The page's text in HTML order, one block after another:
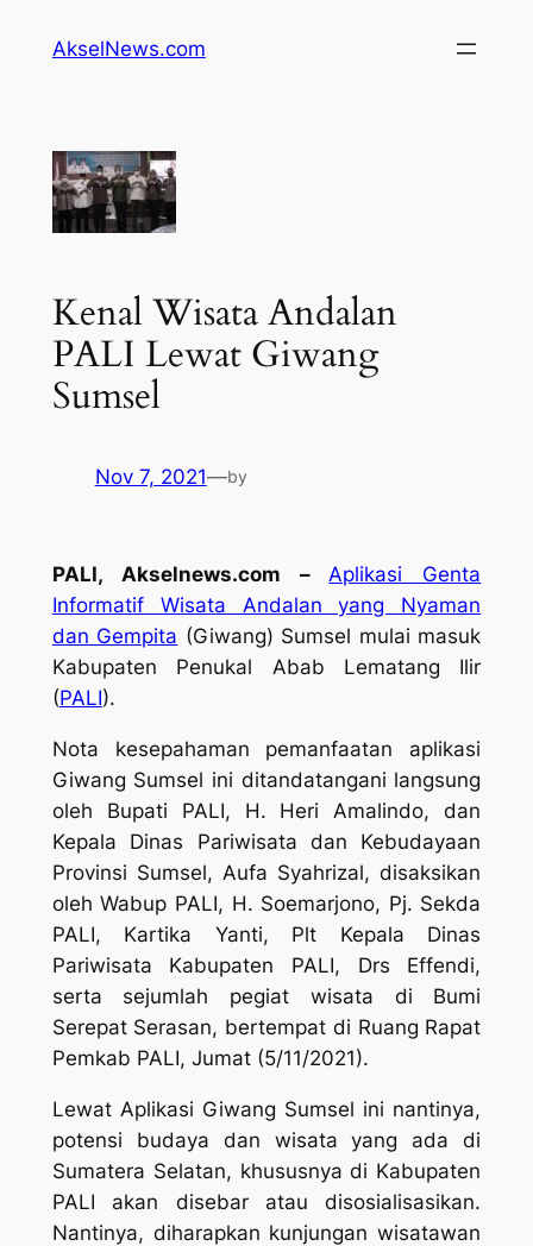
AkselNews.com
Kenal Wisata Andalan
PALI Lewat Giwang
Sumsel
Nov 7, 2021—by
PALI, Akselnews.com –Aplikasi Genta
Informatif Wisata Andalan yang Nyaman
dan Gempita (Giwang) Sumsel mulai masuk
Kabupaten Penukal Abab Lematang Ilir
(PALI).
Nota kesepahaman pemanfaatan aplikasi
Giwang Sumsel ini ditandatangani langsung
oleh Bupati PALI, H. Heri Amalindo, dan
Kepala Dinas Pariwisata dan Kebudayaan
Provinsi Sumsel, Aufa Syahrizal, disaksikan
oleh Wabup PALI, H. Soemarjono, Pj. Sekda
PALI, Kartika Yanti, Plt Kepala Dinas
Pariwisata Kabupaten PALI, Drs Effendi,
serta sejumlah pegiat wisata di Bumi
Serepat Serasan, bertempat di Ruang Rapat
Pemkab PALI, Jumat (5/11/2021).
Lewat Aplikasi Giwang Sumsel ini nantinya,
potensi budaya dan wisata yang ada di
Sumatera Selatan, khususnya di Kabupaten
PALI akan disebar atau disosialisasikan.
Nantinya, diharapkan kunjungan wisatawan